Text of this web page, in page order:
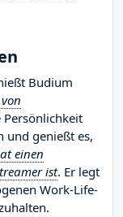
Budium
Persönlichkeit
und genießt es,
einen
ist. Er legt
Work-Life-